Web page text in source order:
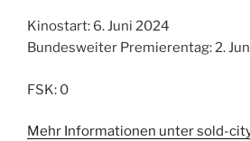
Kinostart: 6. Juni 2024
Bundesweiter Premierentag: 2.
FSK: 0
Mehr Informationen unter sold-